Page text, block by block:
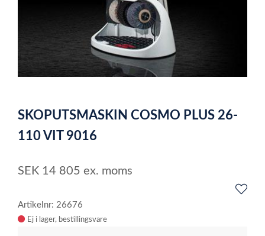
item
of
1
SKOPUTSMASKIN COSMO PLUS 26-
110 VIT 9016
SEK 14 805 ex. moms
Artikelnr: 26676
Ej i lager